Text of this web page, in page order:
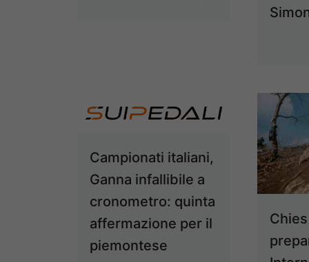
Campionati italiani,
Ganna infallibile a
cronometro: quinta
affermazione per il
piemontese
Chies